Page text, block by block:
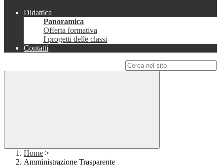
Didattica
Panoramica
Offerta formativa
I progetti delle classi
Contatti
Home >
Amministrazione Trasparente